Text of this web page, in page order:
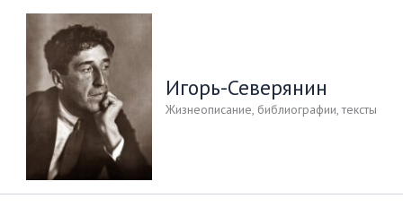
Перейти
содержимому
Игорь-Северянин
Жизнеописание, библиографии, тексты